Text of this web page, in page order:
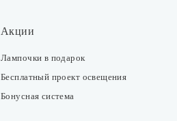
Акции
Лампочки в подарок
Бесплатный проект освещения
Бонусная система